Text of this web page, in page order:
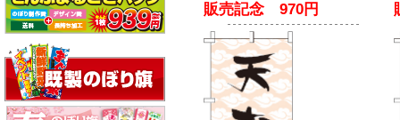
販売記念 970円